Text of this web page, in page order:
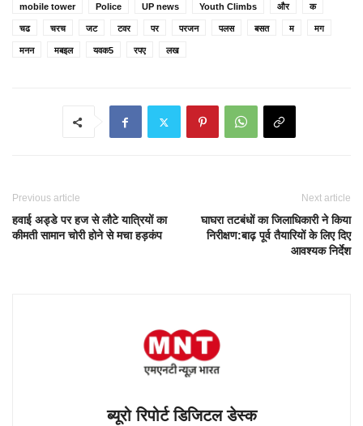
mobile tower Police UP news Youth Climbs और क
चढ चरच जट टवर पर परजन पलस बसत म मग
मनन मबइल यवक5 रपए लख
Previous article
हवाई अड्डे पर हज से लौटे यात्रियों का
कीमती सामान चोरी होने से मचा हड़कंप
Next article
घाघरा तटबंधों का जिलाधिकारी ने किया
निरीक्षण:बाढ़ पूर्व तैयारियों के लिए दिए
आवश्यक निर्देश
ब्यूरो रिपोर्ट डिजिटल डेस्क